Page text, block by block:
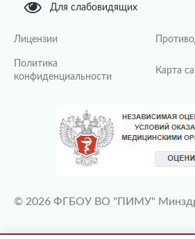
Для слабовидящих
Лицензии
Политика
конфиденциальности
Карта
© 2026 ФГБОУ ВО "ПИМУ"